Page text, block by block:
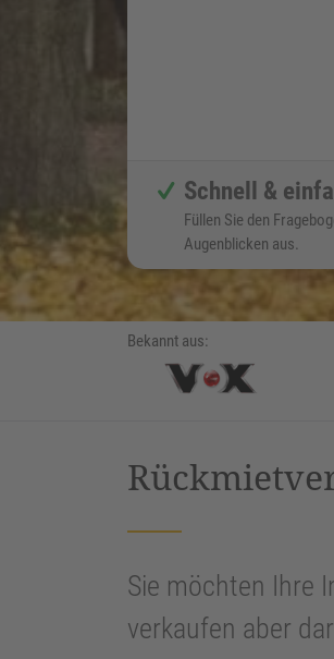
Schnell &
Füllen Sie den
Augenblicken aus.
Bekannt aus:
Sie möchten Ihre
verkaufen aber